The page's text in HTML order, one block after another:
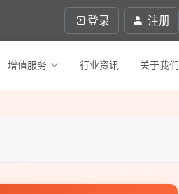
登录 注册
增值服务 行业资讯 关于我们